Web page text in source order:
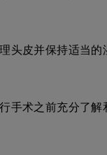
头皮并保持适当的
手术之前充分了解